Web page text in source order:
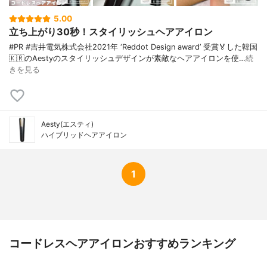
5.00
立ち上がり30秒！スタイリッシュヘアアイロン
#PR #吉井電気株式会社2021年 ‘Reddot Design award’ 受賞🏅した韓国
🇰🇷のAestyのスタイリッシュデザインが素敵なヘアアイロンを使…続
きを見る
Aesty(エスティ)
ハイブリッドヘアアイロン
1
コードレスヘアアイロンおすすめランキング